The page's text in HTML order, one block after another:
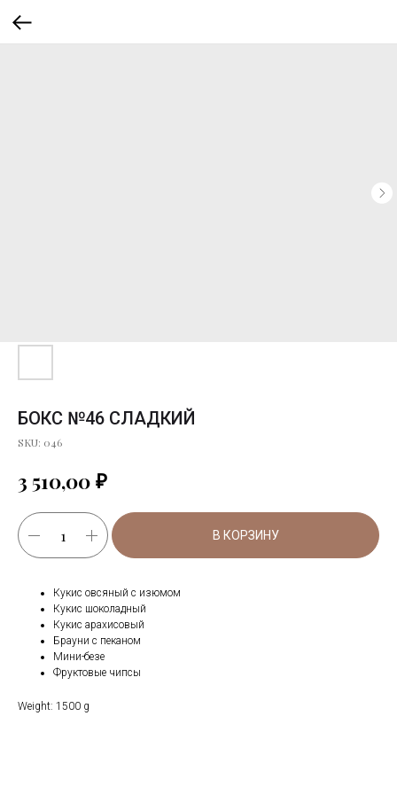
БОКС №46 СЛАДКИЙ
SKU: 046
3 510,00 ₽
В КОРЗИНУ
Кукис овсяный с изюмом
Кукис шоколадный
Кукис арахисовый
Брауни с пеканом
Мини-безе
Фруктовые чипсы
Weight: 1500 g